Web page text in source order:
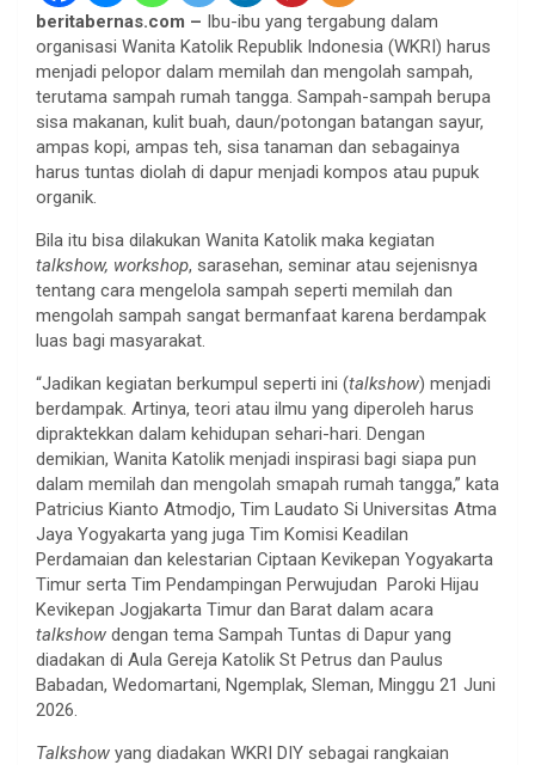
beritabernas.com – Ibu-ibu yang tergabung dalam
organisasi Wanita Katolik Republik Indonesia (WKRI) harus
menjadi pelopor dalam memilah dan mengolah sampah,
terutama sampah rumah tangga. Sampah-sampah berupa
sisa makanan, kulit buah, daun/potongan batangan sayur,
ampas kopi, ampas teh, sisa tanaman dan sebagainya
harus tuntas diolah di dapur menjadi kompos atau pupuk
organik.
Bila itu bisa dilakukan Wanita Katolik maka kegiatan
talkshow, workshop, sarasehan, seminar atau sejenisnya
tentang cara mengelola sampah seperti memilah dan
mengolah sampah sangat bermanfaat karena berdampak
luas bagi masyarakat.
“Jadikan kegiatan berkumpul seperti ini (talkshow) menjadi
berdampak. Artinya, teori atau ilmu yang diperoleh harus
dipraktekkan dalam kehidupan sehari-hari. Dengan
demikian, Wanita Katolik menjadi inspirasi bagi siapa pun
dalam memilah dan mengolah smapah rumah tangga,” kata
Patricius Kianto Atmodjo, Tim Laudato Si Universitas Atma
Jaya Yogyakarta yang juga Tim Komisi Keadilan
Perdamaian dan kelestarian Ciptaan Kevikepan Yogyakarta
Timur serta Tim Pendampingan Perwujudan Paroki Hijau
Kevikepan Jogjakarta Timur dan Barat dalam acara
talkshow dengan tema Sampah Tuntas di Dapur yang
diadakan di Aula Gereja Katolik St Petrus dan Paulus
Babadan, Wedomartani, Ngemplak, Sleman, Minggu 21 Juni
2026.
Talkshow yang diadakan WKRI DIY sebagai rangkaian